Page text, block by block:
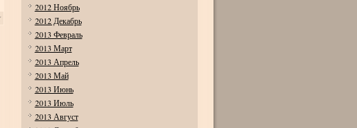
2012 Ноябрь
2012 Декабрь
2013 Февраль
2013 Март
2013 Апрель
2013 Май
2013 Июнь
2013 Июль
2013 Август